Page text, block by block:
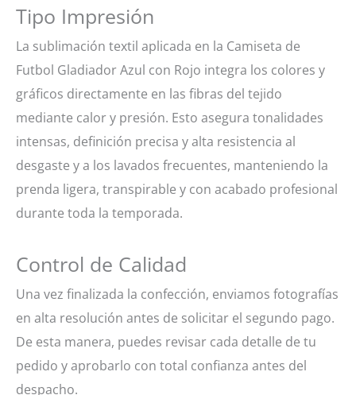
Tipo Impresión
La sublimación textil aplicada en la Camiseta de
Futbol Gladiador Azul con Rojo integra los colores y
gráficos directamente en las fibras del tejido
mediante calor y presión. Esto asegura tonalidades
intensas, definición precisa y alta resistencia al
desgaste y a los lavados frecuentes, manteniendo la
prenda ligera, transpirable y con acabado profesional
durante toda la temporada.
Control de Calidad
Una vez finalizada la confección, enviamos fotografías
en alta resolución antes de solicitar el segundo pago.
De esta manera, puedes revisar cada detalle de tu
pedido y aprobarlo con total confianza antes del
despacho.